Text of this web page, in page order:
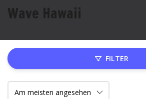
Wave Hawaii
FILTER